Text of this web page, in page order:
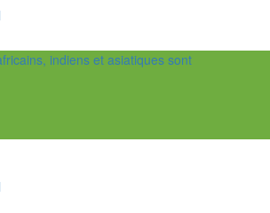
indiens et asiatiques sont